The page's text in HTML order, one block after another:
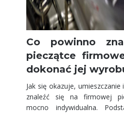
Co powinno
pieczątce
dokonać jej
Jak się okazuje,
znaleźć się na firmowej
mocno indywidualna.